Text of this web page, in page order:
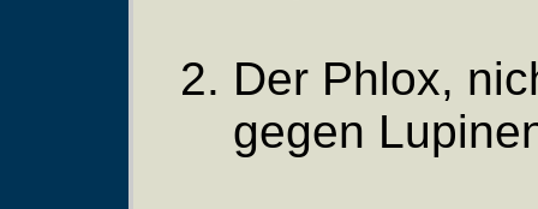
Der Phlox,
gegen